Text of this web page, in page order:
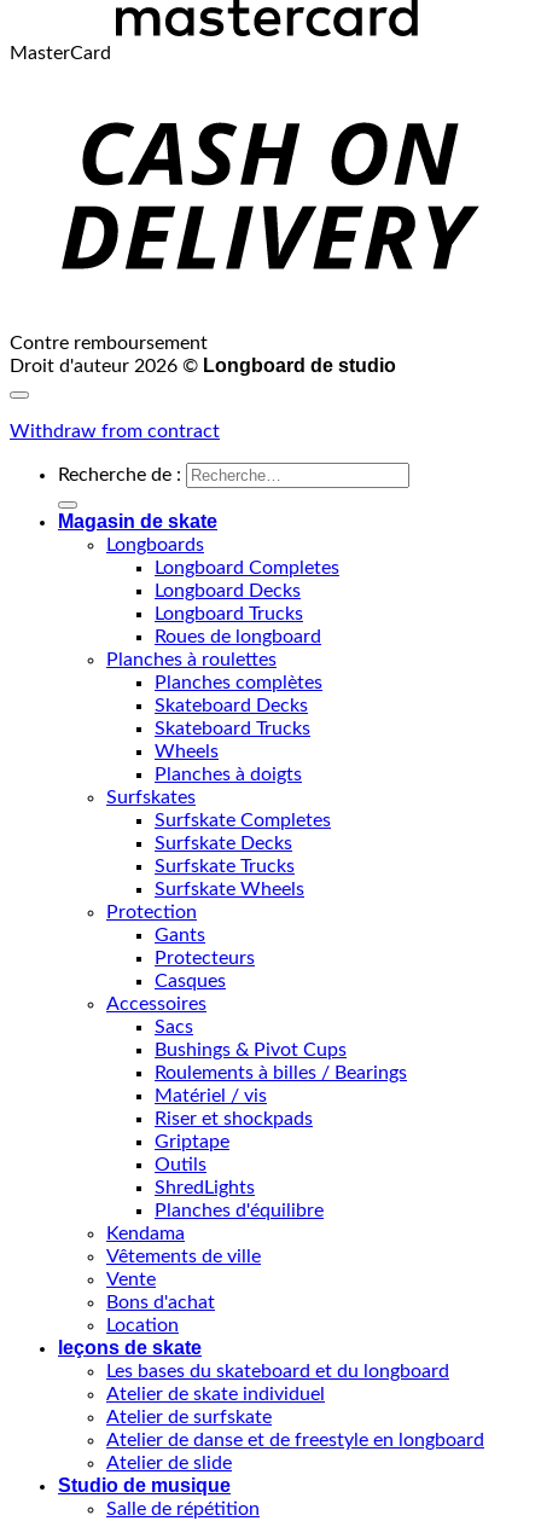
MasterCard
Contre remboursement
Droit d'auteur 2026 © Longboard de studio
Withdraw from contract
Recherche de :
Magasin de skate
Longboards
Longboard Completes
Longboard Decks
Longboard Trucks
Roues de longboard
Planches à roulettes
Planches complètes
Skateboard Decks
Skateboard Trucks
Wheels
Planches à doigts
Surfskates
Surfskate Completes
Surfskate Decks
Surfskate Trucks
Surfskate Wheels
Protection
Gants
Protecteurs
Casques
Accessoires
Sacs
Bushings & Pivot Cups
Roulements à billes / Bearings
Matériel / vis
Riser et shockpads
Griptape
Outils
ShredLights
Planches d'équilibre
Kendama
Vêtements de ville
Vente
Bons d'achat
Location
leçons de skate
Les bases du skateboard et du longboard
Atelier de skate individuel
Atelier de surfskate
Atelier de danse et de freestyle en longboard
Atelier de slide
Studio de musique
Salle de répétition